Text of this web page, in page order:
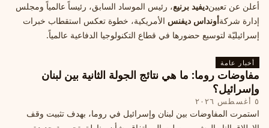
أعلن عن تعيينديفيد برنيع، رئيس الموساد السابق، رئيساً عالمياً ومجلس
إدارة شركةأونداس ديفنس الأمريكية، خطوة تعكس استقطاب خبرات
إسرائيليّة لتوسيع حضورها في قطاع التكنولوجيا الدفاعية عالمياً.
أخبار عامة
مفاوضات روما: ما هي نتائج الجولة الثانية بين لبنان
وإسرائيل؟
٥ أغسطس ٢٠٢٦
استمرت المفاوضات بين لبنان وإسرائيل في روما، بهدف تثبيت وقف